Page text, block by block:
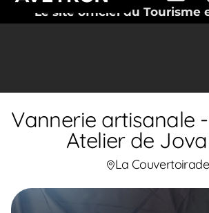
Le site officiel du Tourisme
Vannerie artisanale
Atelier de
La Couvertoirade